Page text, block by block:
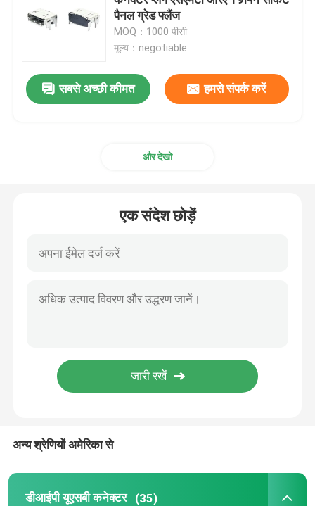
माइक्रो HDMI सॉकेट
IP67 वॉटरप्रूफ कनेक्टर
ऊर्जा भंडारण कनेक्टर/प्लग
पैनल ग्रेड फ्लैंज
MOQ：1000 पीसी
मूल्य：negotiable
सबसे अच्छी कीमत हमसे संपर्क करें
और देखो
एक संदेश छोड़ें
अन्य श्रेणियों अमेरिका से
डीआईपी यूएसबी कनेक्टर (35)